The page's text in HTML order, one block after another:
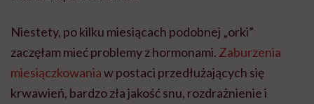
Niestety, po kilku miesiącach podobnej „orki”
zaczęłam mieć problemy z hormonami. Zaburzenia
miesiączkowaniaw postaci przedłużających się
krwawień, bardzo zła jakość snu, rozdrażnienie i